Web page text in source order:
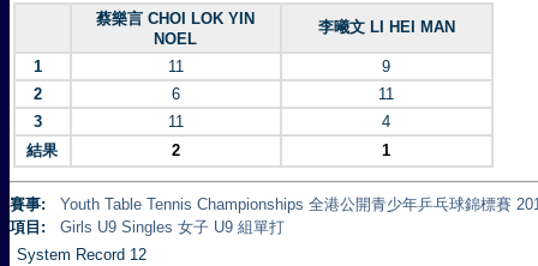
蔡樂言 CHOI LOK YIN
NOEL
李曦文 LI HEI MAN
1 11
9
2
6
11
3
11
4
結果
2 1
賽事:
Youth Table Tennis Championships 全港公開青少年乒乓球錦標賽
項目:
Girls U9 Singles 女子 U9 組單打
System Record 12